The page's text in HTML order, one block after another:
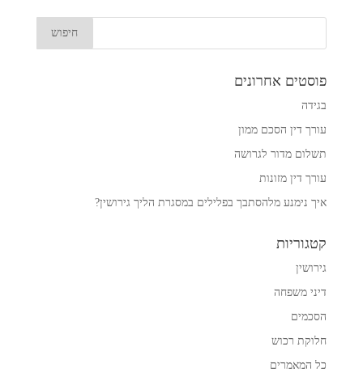
פוסטים אחרונים
בגידה
עורך דין הסכם ממון
תשלום מדור לגרושה
עורך דין מזונות
איך נימנע מלהסתבך בפלילים במסגרת הליך גירושין?
קטגוריות
גירושין
דיני משפחה
הסכמים
חלוקת רכוש
כל המאמרים